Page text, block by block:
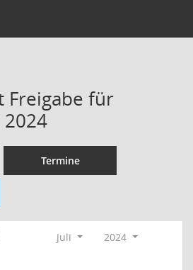
Freigabe für
Termine
Juli
2024